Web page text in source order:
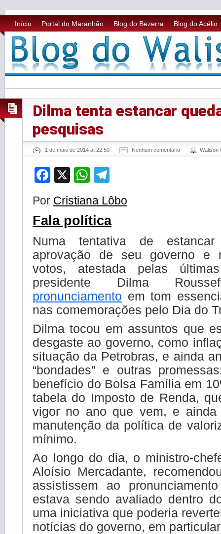
Início Portal do Maranhão Blog do Bezerra Blog do Acélio
Dilma tenta estancar
pesquisas
1 de maio de 2014 at 22:50 Nenhum comentário Walison
Facebook
X WhatsApp
Por Cristiana Lôbo
Fala política
Numa tentativa de
aprovação de seu governo e
votos, atestada pelas
presidente Dilma
pronunciamento em tom
nas comemorações pelo Dia do
Dilma tocou em assuntos que
desgaste ao governo, como
situação da Petrobras, e ainda
“bondades” e outras
benefício do Bolsa Família em
tabela do Imposto de Renda,
vigor no ano que vem, e ainda
manutenção da política de
mínimo.
Ao longo do dia, o ministro-
Aloísio Mercadante,
assistissem ao
estava sendo avaliado dentro
uma iniciativa que poderia
notícias do governo, em